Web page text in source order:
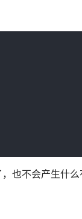
也不会产生什